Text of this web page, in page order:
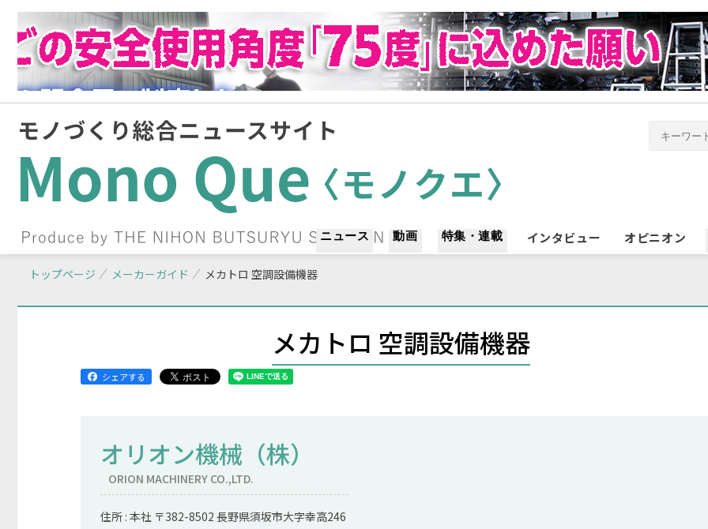
ニュース 動画 特集・連載 インタビュー オピニオン
トップページ メーカーガイド メカトロ 空調設備機器
メカトロ 空調設備機器
シェアする
オリオン機械（株）
ORION MACHINERY CO.,LTD.
住所 : 本社 〒382-8502 長野県須坂市大字幸高246